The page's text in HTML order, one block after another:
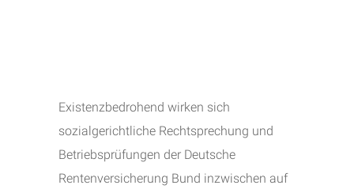
Existenzbedrohend wirken sich
sozialgerichtliche Rechtsprechung und
Betriebsprüfungen der Deutsche
Rentenversicherung Bund inzwischen auf